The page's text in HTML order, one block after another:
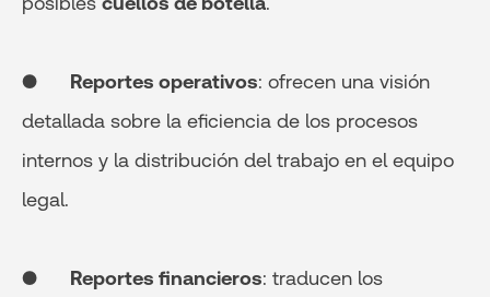
● Reportes operativos: ofrecen una visión
detallada sobre la eficiencia de los procesos
internos y la distribución del trabajo en el equipo
legal.
● Reportes financieros: traducen los